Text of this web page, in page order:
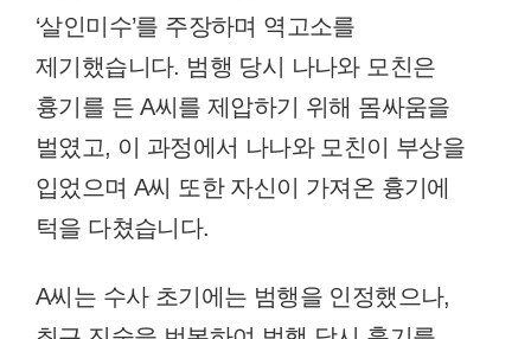
‘살인미수’를 주장하며 역고소를
제기했습니다. 범행 당시 나나와 모친은
흉기를 든 A씨를 제압하기 위해 몸싸움을
벌였고, 이 과정에서 나나와 모친이 부상을
입었으며 A씨 또한 자신이 가져온 흉기에
턱을 다쳤습니다.
A씨는 수사 초기에는 범행을 인정했으나,